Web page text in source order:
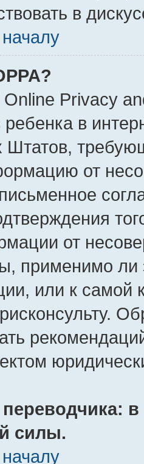
в
Online Privacy
в
от
от
применимо ли
или к самой
силы.